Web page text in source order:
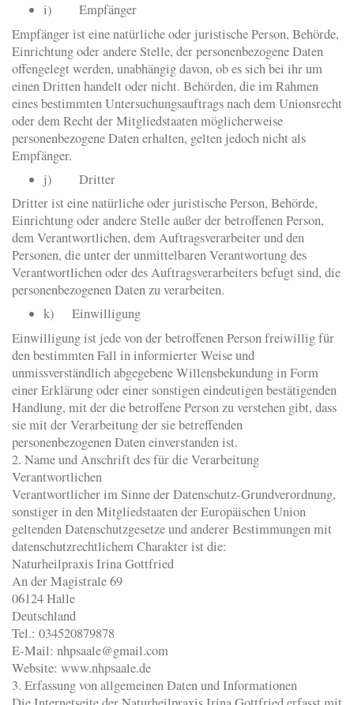
i) Empfänger
Empfänger ist eine natürliche oder juristische Person, Behörde,
Einrichtung oder andere Stelle, der personenbezogene Daten
offengelegt werden, unabhängig davon, ob es sich bei ihr um
einen Dritten handelt oder nicht. Behörden, die im Rahmen
eines bestimmten Untersuchungsauftrags nach dem Unionsrecht
oder dem Recht der Mitgliedstaaten möglicherweise
personenbezogene Daten erhalten, gelten jedoch nicht als
Empfänger.
j) Dritter
Dritter ist eine natürliche oder juristische Person, Behörde,
Einrichtung oder andere Stelle außer der betroffenen Person,
dem Verantwortlichen, dem Auftragsverarbeiter und den
Personen, die unter der unmittelbaren Verantwortung des
Verantwortlichen oder des Auftragsverarbeiters befugt sind, die
personenbezogenen Daten zu verarbeiten.
k) Einwilligung
Einwilligung ist jede von der betroffenen Person freiwillig für
den bestimmten Fall in informierter Weise und
unmissverständlich abgegebene Willensbekundung in Form
einer Erklärung oder einer sonstigen eindeutigen bestätigenden
Handlung, mit der die betroffene Person zu verstehen gibt, dass
sie mit der Verarbeitung der sie betreffenden
personenbezogenen Daten einverstanden ist.
2. Name und Anschrift des für die Verarbeitung
Verantwortlichen
Verantwortlicher im Sinne der Datenschutz-Grundverordnung,
sonstiger in den Mitgliedstaaten der Europäischen Union
geltenden Datenschutzgesetze und anderer Bestimmungen mit
datenschutzrechtlichem Charakter ist die:
Naturheilpraxis Irina Gottfried
An der Magistrale 69
06124 Halle
Deutschland
Tel.: 034520879878
E-Mail: nhpsaale@gmail.com
Website: www.nhpsaale.de
3. Erfassung von allgemeinen Daten und Informationen